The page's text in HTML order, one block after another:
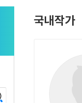
국내작가